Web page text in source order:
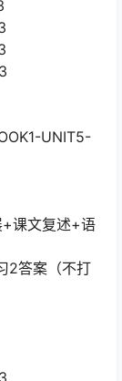
UNIT8-